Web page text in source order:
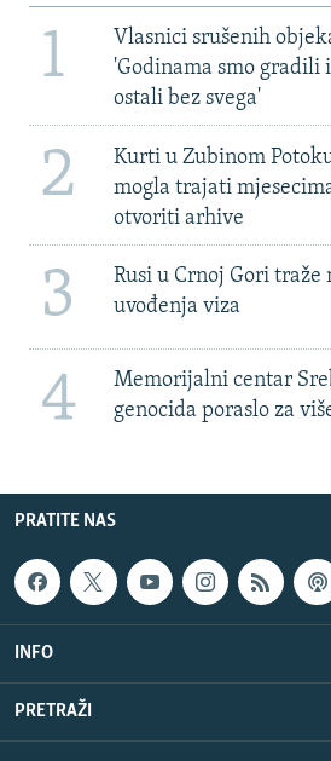
1
Vlasnici srušenih
'Godinama smo gradili
ostali bez svega'
2
Kurti u Zubinom
mogla trajati
otvoriti arhive
3
Rusi u Crnoj Gori traže
uvođenja viza
4
Memorijalni centar
genocida poraslo za
PRATITE NAS
INFO
PRETRAŽI